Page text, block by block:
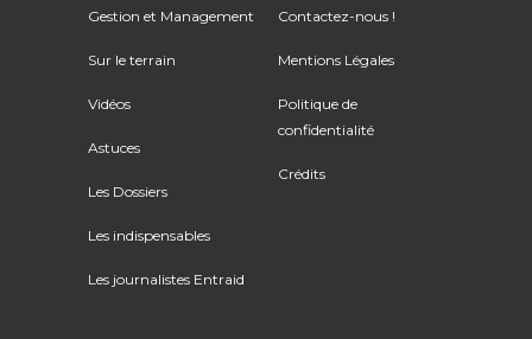
Gestion et Management
Sur le terrain
Vidéos
Astuces
Les Dossiers
Les indispensables
Les journalistes Entraid
Contactez-nous !
Mentions Légales
Politique de
confidentialité
Crédits